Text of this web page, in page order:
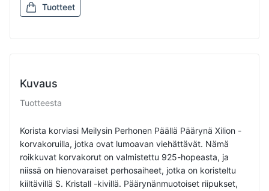
Tuotteet
Kuvaus
Tuotteesta
Korista korviasi Meilysin Perhonen Päällä Päärynä Xilion -
korvakoruilla, jotka ovat lumoavan viehättävät. Nämä
roikkuvat korvakorut on valmistettu 925-hopeasta, ja
niissä on hienovaraiset perhosaiheet, jotka on koristeltu
kiiltävillä S. Kristall -kivillä. Päärynänmuotoiset riipukset,